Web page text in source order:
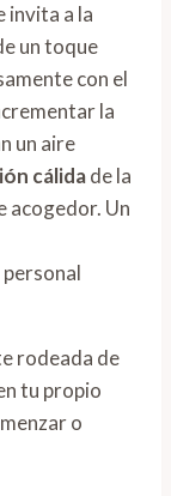
invita a la
un toque
con el
la
un aire
cálidade la
acogedor. Un
rodeada de
tu propio
o